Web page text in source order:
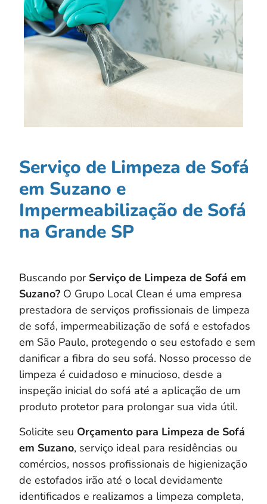
Serviço de Limpeza de Sofá
em Suzano e
Impermeabilização de Sofá
na Grande SP
Buscando por Serviço de Limpeza de Sofá em
Suzano? O Grupo Local Clean é uma empresa
prestadora de serviços profissionais de limpeza
de sofá, impermeabilização de sofá e estofados
em São Paulo, protegendo o seu estofado e sem
danificar a fibra do seu sofá. Nosso processo de
limpeza é cuidadoso e minucioso, desde a
inspeção inicial do sofá até a aplicação de um
produto protetor para prolongar sua vida útil.
Solicite seu Orçamento para Limpeza de Sofá
em Suzano, serviço ideal para residências ou
comércios, nossos profissionais de higienização
de estofados irão até o local devidamente
identificados e realizamos a limpeza completa,